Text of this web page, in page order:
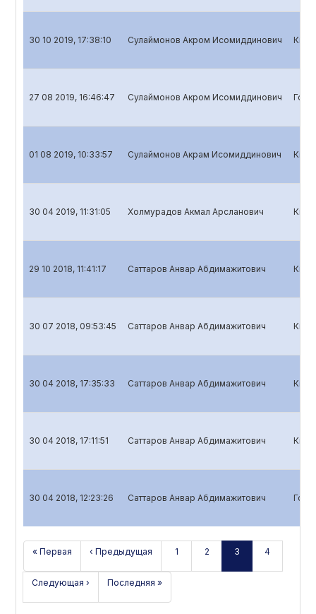
30 10 2019, 17:38:10 Сулаймонов Акром Исомиддинович
27 08 2019, 16:46:47 Сулаймонов Акром Исомиддинович
01 08 2019, 10:33:57 Сулаймонов Акрам Исомиддинович
30 04 2019, 11:31:05 Холмурадов Акмал Арсланович
29 10 2018, 11:41:17 Саттаров Анвар Абдимажитович
30 07 2018, 09:53:45 Саттаров Анвар Абдимажитович
30 04 2018, 17:35:33 Саттаров Анвар Абдимажитович
30 04 2018, 17:11:51 Саттаров Анвар Абдимажитович
30 04 2018, 12:23:26 Саттаров Анвар Абдимажитович
« Первая ‹ Предыдущая 1 2 3 4
Следующая › Последняя »